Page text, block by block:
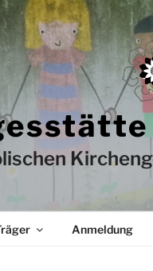
Anmeldung